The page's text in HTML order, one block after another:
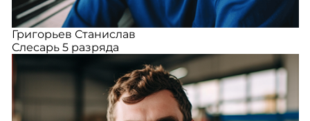
Григорьев Станислав
Слесарь 5 разряда